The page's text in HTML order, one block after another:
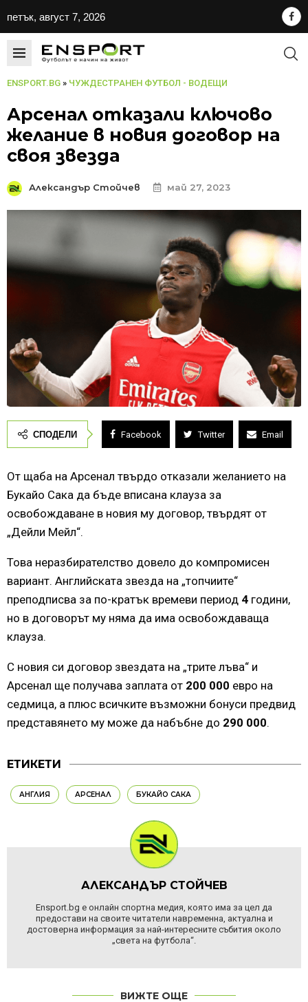
петък, август 7, 2026
ENSPORT.BG » ЧУЖДЕСТРАНЕН ФУТБОЛ - ВОДЕЩИ
Арсенал отказали ключово
желание в новия договор на
своя звезда
Александър Стойчев май 27, 2023
СПОДЕЛИ Facebook Twitter Email
От щаба на Арсенал твърдо отказали желанието на
Букайо Сака да бъде вписана клауза за
освобождаване в новия му договор, твърдят от
„Дейли Мейл“.
Това неразбирателство довело до компромисен
вариант. Английската звезда на „топчиите“
преподписва за по-кратък времеви период 4 години,
но в договорът му няма да има освобождаваща
клауза.
С новия си договор звездата на „трите лъва“ и
Арсенал ще получава заплата от 200 000 евро на
седмица, а плюс всичките възможни бонуси предвид
представянето му може да набъбне до 290 000.
ЕТИКЕТИ
АНГЛИЯ АРСЕНАЛ БУКАЙО САКА
АЛЕКСАНДЪР СТОЙЧЕВ
Ensport.bg е онлайн спортна медия, която има за цел да
предостави на своите читатели навременна, актуална и
достоверна информация за най-интересните събития около
„света на футбола“.
ВИЖТЕ ОЩЕ